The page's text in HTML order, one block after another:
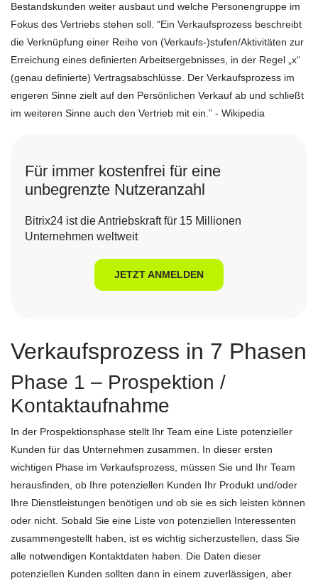
Bestandskunden weiter ausbaut und welche Personengruppe im
Fokus des Vertriebs stehen soll. “Ein Verkaufsprozess beschreibt
die Verknüpfung einer Reihe von (Verkaufs-)stufen/Aktivitäten zur
Erreichung eines definierten Arbeitsergebnisses, in der Regel „x“
(genau definierte) Vertragsabschlüsse. Der Verkaufsprozess im
engeren Sinne zielt auf den Persönlichen Verkauf ab und schließt
im weiteren Sinne auch den Vertrieb mit ein.” - Wikipedia
Für immer kostenfrei für eine
unbegrenzte Nutzeranzahl
Bitrix24 ist die Antriebskraft für 15 Millionen
Unternehmen weltweit
JETZT ANMELDEN
Verkaufsprozess in 7 Phasen
Phase 1 – Prospektion /
Kontaktaufnahme
In der Prospektionsphase stellt Ihr Team eine Liste potenzieller
Kunden für das Unternehmen zusammen. In dieser ersten
wichtigen Phase im Verkaufsprozess, müssen Sie und Ihr Team
herausfinden, ob Ihre potenziellen Kunden Ihr Produkt und/oder
Ihre Dienstleistungen benötigen und ob sie es sich leisten können
oder nicht. Sobald Sie eine Liste von potenziellen Interessenten
zusammengestellt haben, ist es wichtig sicherzustellen, dass Sie
alle notwendigen Kontaktdaten haben. Die Daten dieser
potenziellen Kunden sollten dann in einem zuverlässigen, aber